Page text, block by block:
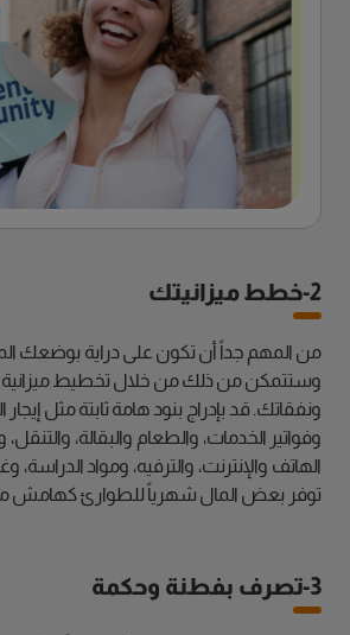
2-خطط ميزانيتك
من المهم جداً أن تكون على دراية بوضعك
وستتمكن من ذلك من خلال تخطيط
ونفقاتك. قد بإدراج بنود هامة ثابتة مثل
وفواتير الخدمات، والطعام والبقالة،
الهاتف والإنترنت، والترفيه، ومواد
توفر بعض المال شهرياً للطوارئ كهامش
3-تصرف بفطنة وحكمة